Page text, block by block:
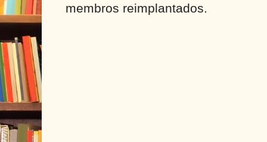
membros reimplantados.